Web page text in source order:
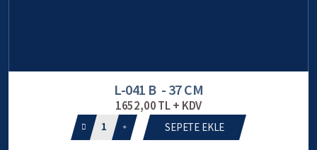
L-041 B - 37 CM
1652,00 TL + KDV
1 SEPETE EKLE